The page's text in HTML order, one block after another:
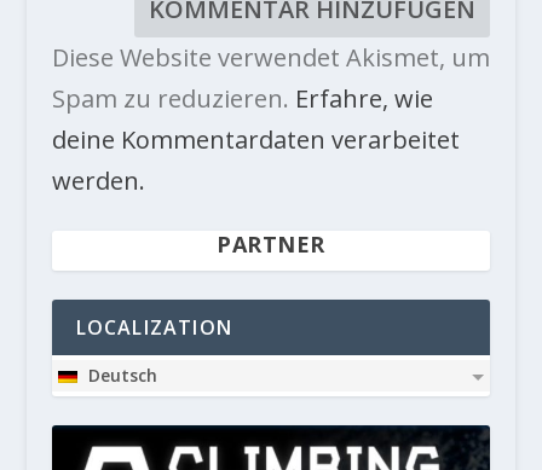
Diese Website verwendet Akismet, um
Spam zu reduzieren. Erfahre, wie
deine Kommentardaten verarbeitet
werden.
PARTNER
LOCALIZATION
Deutsch